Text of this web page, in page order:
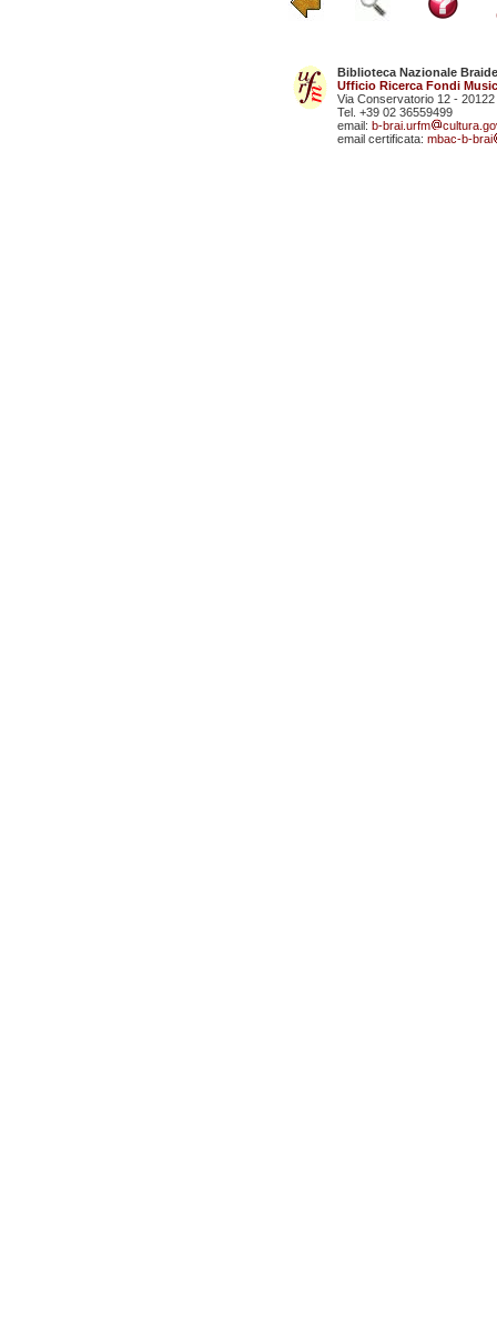
Biblioteca Nazionale
Ufficio Ricerca Fondi
Via Conservatorio 12 - 20122
Tel. +39 02 36559499
email: b-brai.urfm
email certificata: mbac-b-brai